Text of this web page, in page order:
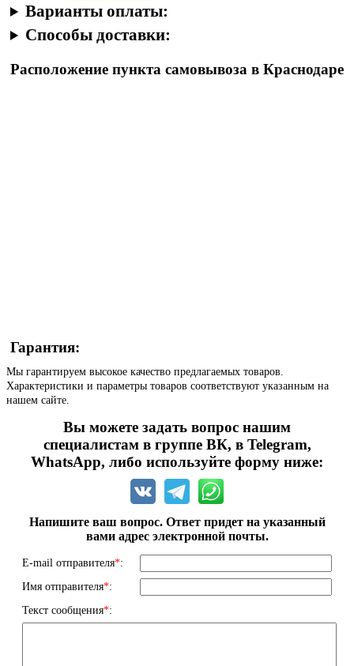
Варианты оплаты:
Способы доставки:
Расположение пункта самовывоза в Краснодаре
Гарантия:
Мы гарантируем высокое качество предлагаемых товаров.
Характеристики и параметры товаров соответствуют указанным на
нашем сайте.
Вы можете задать вопрос нашим
специалистам в группе ВК, в Telegram,
WhatsApp, либо используйте форму ниже:
Напишите ваш вопрос. Ответ придет на указанный
вами адрес электронной почты.
E-mail отправителя*:
Имя отправителя*:
Текст сообщения*: